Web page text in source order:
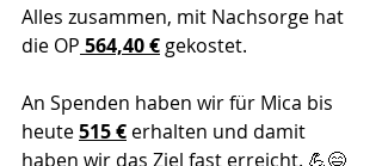
Alles zusammen, mit Nachsorge hat
die OP 564,40 € gekostet.
An Spenden haben wir für Mica bis
heute 515 € erhalten und damit
haben wir das Ziel fast erreicht. 💪😄